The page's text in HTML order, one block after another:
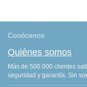
Conócenos
Quiénes somos
Más de 500.000 clientes
seguridad y garantía. Sin